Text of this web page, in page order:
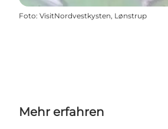
Foto: VisitNordvestkysten, Lønstrup
Mehr erfahren